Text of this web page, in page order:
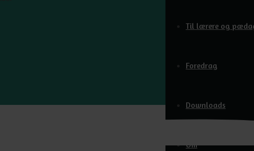
Til lærere og
Foredrag
Downloads
Om